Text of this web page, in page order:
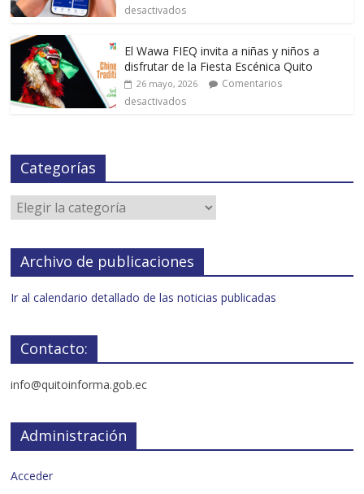
desactivados
El Wawa FIEQ invita a niñas y niños a
disfrutar de la Fiesta Escénica Quito
26 mayo, 2026
Comentarios
desactivados
Categorías
Archivo de publicaciones
Ir al calendario detallado de las noticias publicadas
Contacto:
info@quitoinforma.gob.ec
Administración
Acceder